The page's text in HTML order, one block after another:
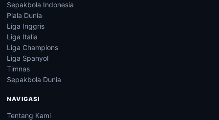
Sepakbola Indonesia
Piala Dunia
Liga Inggris
Liga Italia
Liga Champions
Liga Spanyol
Timnas
Sepakbola Dunia
NAVIGASI
Tentang Kami